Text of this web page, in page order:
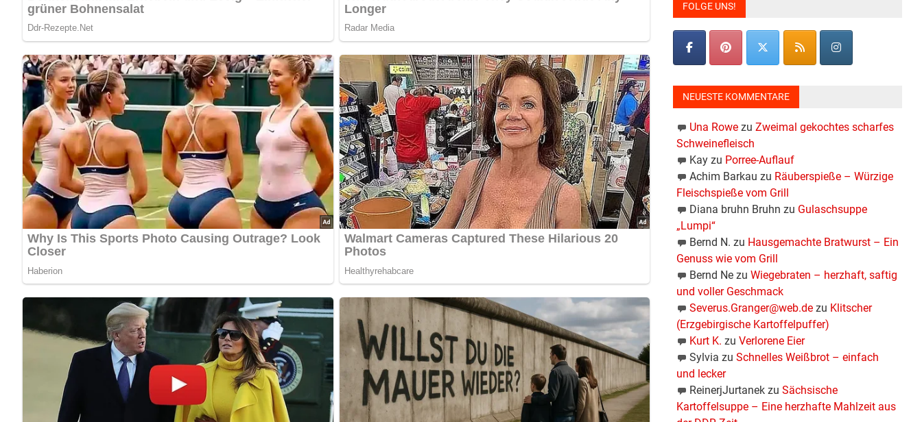
FOLGE UNS!
NEUESTE KOMMENTARE
Una Rowezu Zweimal gekochtes scharfes
Schweinefleisch
Kayzu Porree-Auflauf
Achim Barkau zu Räuberspieße – Würzige
Fleischspieße vom Grill
Diana bruhn Bruhn zu Gulaschsuppe
„Lumpi“
Bernd N. zu Hausgemachte Bratwurst – Ein
Genuss wie vom Grill
Bernd Nezu Wiegebraten – herzhaft, saftig
und voller Geschmack
Severus.Granger@web.dezu Klitscher
(Erzgebirgische Kartoffelpuffer)
Kurt K. zu Verlorene Eier
Sylvia zu Schnelles Weißbrot – einfach
und lecker
ReinerjJurtanekzu Sächsische
Kartoffelsuppe – Eine herzhafte Mahlzeit aus